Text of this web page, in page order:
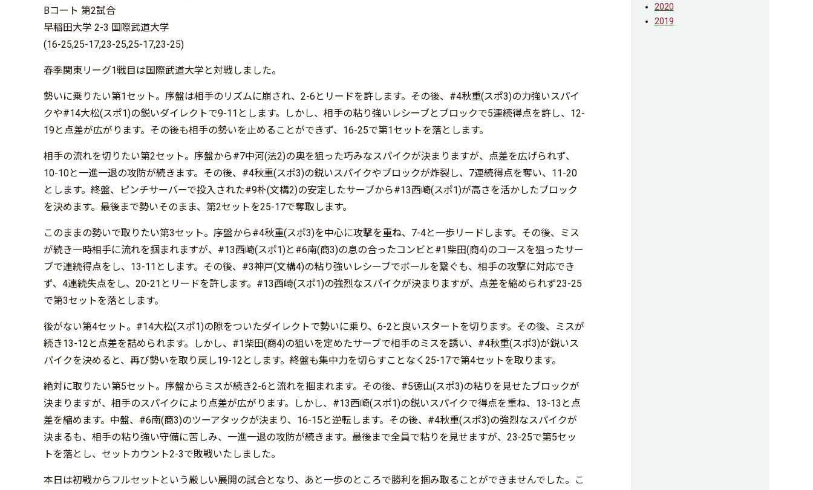
Bコート 第2試合
早稲田大学 2-3 国際武道大学
(16-25,25-17,23-25,25-17,23-25)
春季関東リーグ1戦目は国際武道大学と対戦しました。
勢いに乗りたい第1セット。序盤は相手のリズムに崩され、2-6とリードを許します。その後、#4秋重(スポ3)の力強いスパイ
クや#14大松(スポ1)の鋭いダイレクトで9-11とします。しかし、相手の粘り強いレシーブとブロックで5連続得点を許し、12-
19と点差が広がります。その後も相手の勢いを止めることができず、16-25で第1セットを落とします。
相手の流れを切りたい第2セット。序盤から#7中河(法2)の奥を狙った巧みなスパイクが決まりますが、点差を広げられず、
10-10と一進一退の攻防が続きます。その後、#4秋重(スポ3)の鋭いスパイクやブロックが炸裂し、7連続得点を奪い、11-20
とします。終盤、ピンチサーバーで投入された#9朴(文構2)の安定したサーブから#13西崎(スポ1)が高さを活かしたブロック
を決めます。最後まで勢いそのまま、第2セットを25-17で奪取します。
このままの勢いで取りたい第3セット。序盤から#4秋重(スポ3)を中心に攻撃を重ね、7-4と一歩リードします。その後、ミス
が続き一時相手に流れを掴まれますが、#13西崎(スポ1)と#6南(商3)の息の合ったコンビと#1柴田(商4)のコースを狙ったサー
ブで連続得点をし、13-11とします。その後、#3神戸(文構4)の粘り強いレシーブでボールを繋ぐも、相手の攻撃に対応でき
ず、4連続失点をし、20-21とリードを許します。#13西崎(スポ1)の強烈なスパイクが決まりますが、点差を縮められず23-25
で第3セットを落とします。
後がない第4セット。#14大松(スポ1)の隙をついたダイレクトで勢いに乗り、6-2と良いスタートを切ります。その後、ミスが
続き13-12と点差を詰められます。しかし、#1柴田(商4)の狙いを定めたサーブで相手のミスを誘い、#4秋重(スポ3)が鋭いス
パイクを決めると、再び勢いを取り戻し19-12とします。終盤も集中力を切らすことなく25-17で第4セットを取ります。
絶対に取りたい第5セット。序盤からミスが続き2-6と流れを掴まれます。その後、#5徳山(スポ3)の粘りを見せたブロックが
決まりますが、相手のスパイクにより点差が広がります。しかし、#13西崎(スポ1)の鋭いスパイクで得点を重ね、13-13と点
差を縮めます。中盤、#6南(商3)のツーアタックが決まり、16-15と逆転します。その後、#4秋重(スポ3)の強烈なスパイクが
決まるも、相手の粘り強い守備に苦しみ、一進一退の攻防が続きます。最後まで全員で粘りを見せますが、23-25で第5セッ
トを落とし、セットカウント2-3で敗戦いたしました。
本日は初戦からフルセットという厳しい展開の試合となり、あと一歩のところで勝利を掴み取ることができませんでした。こ
2020
2019